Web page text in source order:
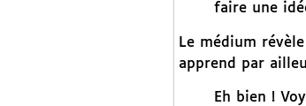
faire une
Le médium
apprend par
Eh bien !